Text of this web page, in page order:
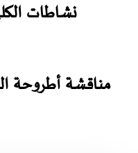
نشاطات
مناقشة أطروحة